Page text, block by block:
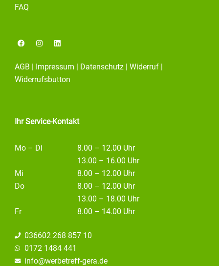
FAQ
F
a
e
b
o
o
I
n
a
g
r
L
i
e
d
i
AGB Impressum Datenschutz Widerruf
Widerrufsbutton
Ihr Service-Kontakt
Mo – Di
8.00 – 12.00 Uhr
13.00 – 16.00 Uhr
Mi
8.00 – 12.00 Uhr
Do
8.00 – 12.00 Uhr
13.00 – 18.00 Uhr
Fr
8.00 – 14.00 Uhr
036602 268 857 10
0172 1484 441
info@werbetreff-gera.de